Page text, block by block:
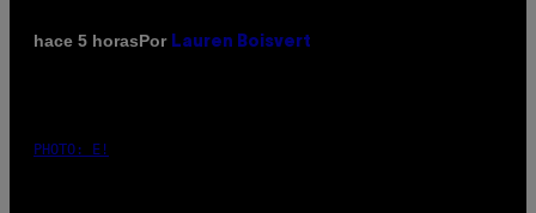
hace 5 horasPor Lauren Boisvert
PHOTO: E!